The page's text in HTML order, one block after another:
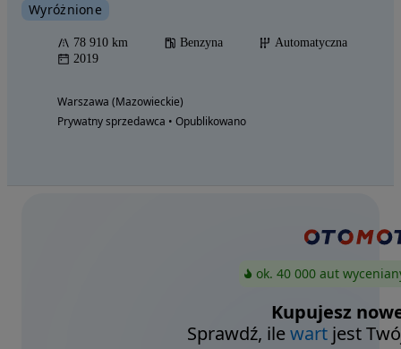
Wyróżnione
78 910 km Benzyna
Automatyczna
2019
Warszawa (Mazowieckie)
Prywatny sprzedawca • Opublikowano
ok. 40 000 aut
Kupujesz
Sprawdź, ilewart jest